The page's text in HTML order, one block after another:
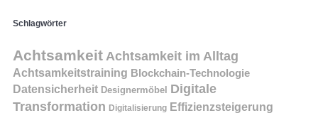
Schlagwörter
Achtsamkeit Achtsamkeit im Alltag
Achtsamkeitstraining Blockchain-Technologie
Datensicherheit Designermöbel
Digitale
Transformation Digitalisierung Effizienzsteigerung